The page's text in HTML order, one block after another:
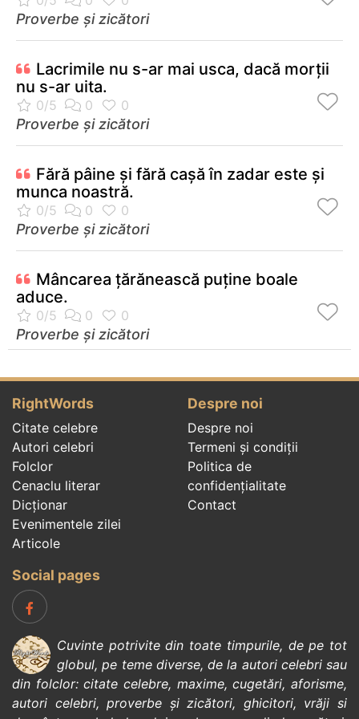
Proverbe și zicători
Lacrimile nu s-ar mai usca, dacă morţii
nu s-ar uita.
Proverbe și zicători
Fără pâine şi fără caşă în zadar este şi
munca noastră.
Proverbe și zicători
Mâncarea ţărănească puţine boale
aduce.
Proverbe și zicători
RightWords
Citate celebre
Autori celebri
Folclor
Cenaclu literar
Dicționar
Evenimentele zilei
Articole
Despre noi
Despre noi
Termeni și condiții
Politica de
confidenţialitate
Contact
Social pages
Cuvinte potrivite din toate timpurile, de pe tot
globul, pe teme diverse, de la autori celebrisau
din folclor:citate celebre, maxime,cugetări,aforisme,
autori celebri,proverbe și zicători, ghicitori, vrăji si